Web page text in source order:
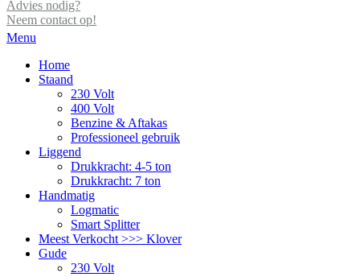
Advies nodig?
Neem contact op!
Menu
Home
Staand
230 Volt
400 Volt
Benzine & Aftakas
Professioneel gebruik
Liggend
Drukkracht: 4-5 ton
Drukkracht: 7 ton
Handmatig
Logmatic
Smart Splitter
Meest Verkocht >>> Klover
Gude
230 Volt